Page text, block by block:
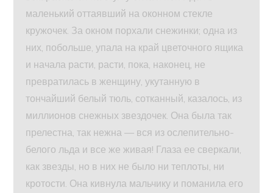
маленький оттаявший на оконном стекле
кружочек. За окном порхали снежинки; одна из
них, побольше, упала на край цветочного ящика
и начала расти, расти, пока, наконец, не
превратилась в женщину, укутанную в
тончайший белый тюль, сотканный, казалось, из
миллионов снежных звездочек. Она была так
прелестна, так нежна — вся из ослепительно-
белого льда и все же живая! Глаза ее сверкали,
как звезды, но в них не было ни теплоты, ни
кротости. Она кивнула мальчику и поманила его